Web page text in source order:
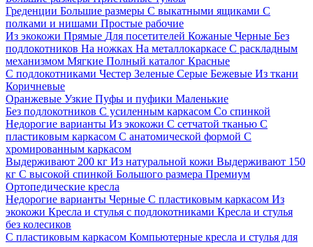
Греденции Большие размеры С выкатными ящиками С
полками и нишами Простые рабочие
Из экокожи Прямые Для посетителей Кожаные Черные Без
подлокотников На ножках На металлокаркасе С раскладным
механизмом Мягкие Полный каталог Красные
С подлокотниками Честер Зеленые Серые Бежевые Из ткани
Коричневые
Оранжевые Узкие Пуфы и пуфики Маленькие
Без подлокотников С усиленным каркасом Со спинкой
Недорогие варианты Из экокожи С сетчатой тканью С
пластиковым каркасом С анатомической формой С
хромированным каркасом
Выдерживают 200 кг Из натуральной кожи Выдерживают 150
кг С высокой спинкой Большого размера Премиум
Ортопедические кресла
Недорогие варианты Черные С пластиковым каркасом Из
экокожи Кресла и стулья с подлокотниками Кресла и стулья
без колесиков
С пластиковым каркасом Компьютерные кресла и стулья для